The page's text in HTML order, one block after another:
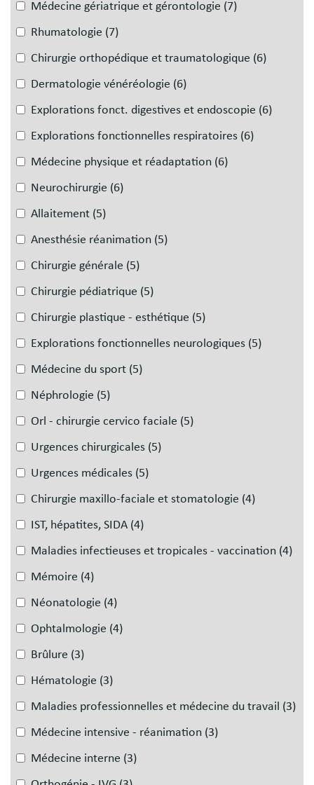
Médecine gériatrique et gérontologie (7)
Rhumatologie (7)
Chirurgie orthopédique et traumatologique (6)
Dermatologie vénéréologie (6)
Explorations fonct. digestives et endoscopie (6)
Explorations fonctionnelles respiratoires (6)
Médecine physique et réadaptation (6)
Neurochirurgie (6)
Allaitement (5)
Anesthésie réanimation (5)
Chirurgie générale (5)
Chirurgie pédiatrique (5)
Chirurgie plastique - esthétique (5)
Explorations fonctionnelles neurologiques (5)
Médecine du sport (5)
Néphrologie (5)
Orl - chirurgie cervico faciale (5)
Urgences chirurgicales (5)
Urgences médicales (5)
Chirurgie maxillo-faciale et stomatologie (4)
IST, hépatites, SIDA (4)
Maladies infectieuses et tropicales - vaccination (4)
Mémoire (4)
Néonatologie (4)
Ophtalmologie (4)
Brûlure (3)
Hématologie (3)
Maladies professionnelles et médecine du travail (3)
Médecine intensive - réanimation (3)
Médecine interne (3)